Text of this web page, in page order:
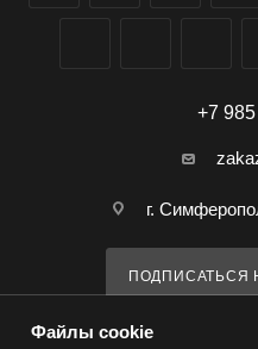
+7
г.
ПОДПИСАТЬСЯ
Файлы cookie